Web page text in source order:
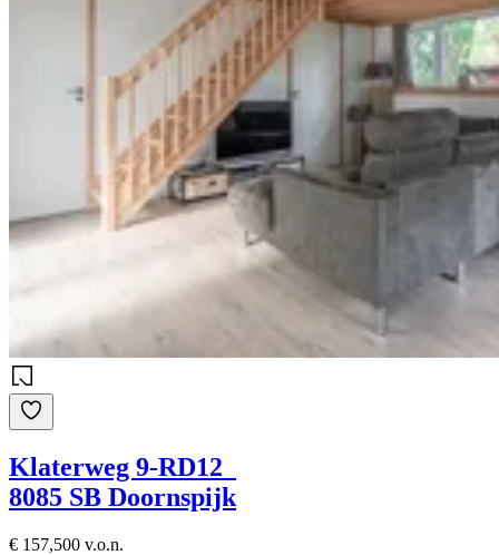
Klaterweg 9-RD12
8085 SB Doornspijk
€ 157,500 v.o.n.